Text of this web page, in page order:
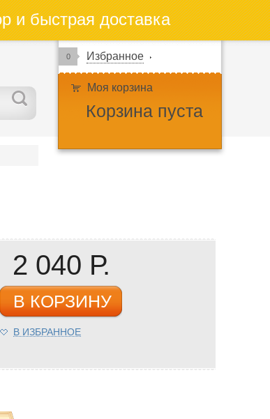
и быстрая доставка
0 Избранное
Моя корзина
Корзина пуста
2 040 Р.
В КОРЗИНУ
В ИЗБРАННОЕ